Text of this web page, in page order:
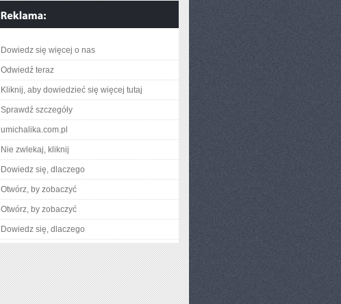
Dowiedz się więcej o nas
Odwiedź teraz
Kliknij, aby dowiedzieć się więcej tutaj
Sprawdź szczegóły
umichalika.com.pl
Nie zwlekaj, kliknij
Dowiedz się, dlaczego
Otwórz, by zobaczyć
Otwórz, by zobaczyć
Dowiedz się, dlaczego